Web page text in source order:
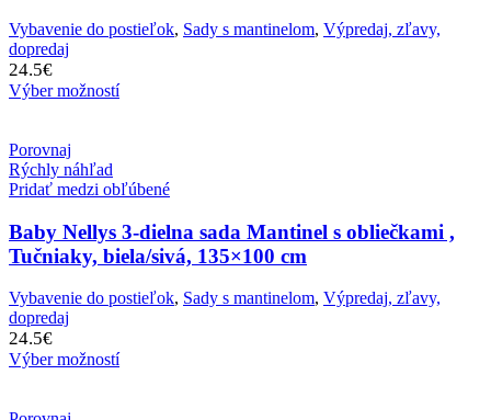
Vybavenie do postieľok, Sady s mantinelom, Výpredaj, zľavy,
dopredaj
24.5€
Výber možností
Porovnaj
Rýchly náhľad
Pridať medzi obľúbené
Baby Nellys 3-dielna sada Mantinel s obliečkami ,
Tučniaky, biela/sivá, 135×100 cm
Vybavenie do postieľok, Sady s mantinelom, Výpredaj, zľavy,
dopredaj
24.5€
Výber možností